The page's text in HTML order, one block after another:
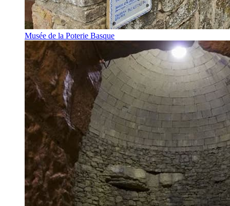
Musée de la Poterie Basque